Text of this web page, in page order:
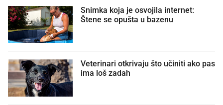
Snimka koja je osvojila internet:
Štene se opušta u bazenu
Veterinari otkrivaju što učiniti ako pas
ima loš zadah